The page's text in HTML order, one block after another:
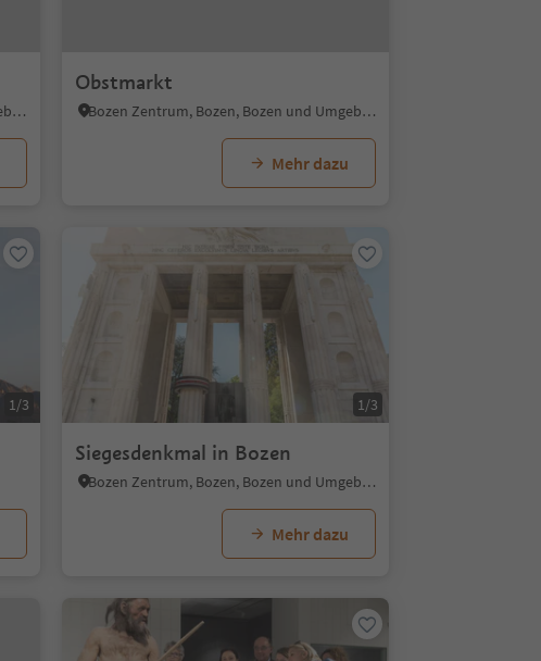
Bozen Zentrum, Bozen, Bozen und Umgebung
Obstmarkt
Bozen Zentrum, Bozen, Bozen und Umgebung
Mehr dazu
1/3 1/3
Siegesdenkmal in Bozen
Bozen Zentrum, Bozen, Bozen und Umgebung
Mehr dazu